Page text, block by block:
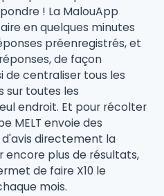
! La MalouApp
en quelques minutes
préenregistrés, et
de façon
de centraliser tous les
sur toutes les
endroit. Et pour récolter
MELT envoie des
directement la
encore plus de résultats,
de faire X10 le
mois.